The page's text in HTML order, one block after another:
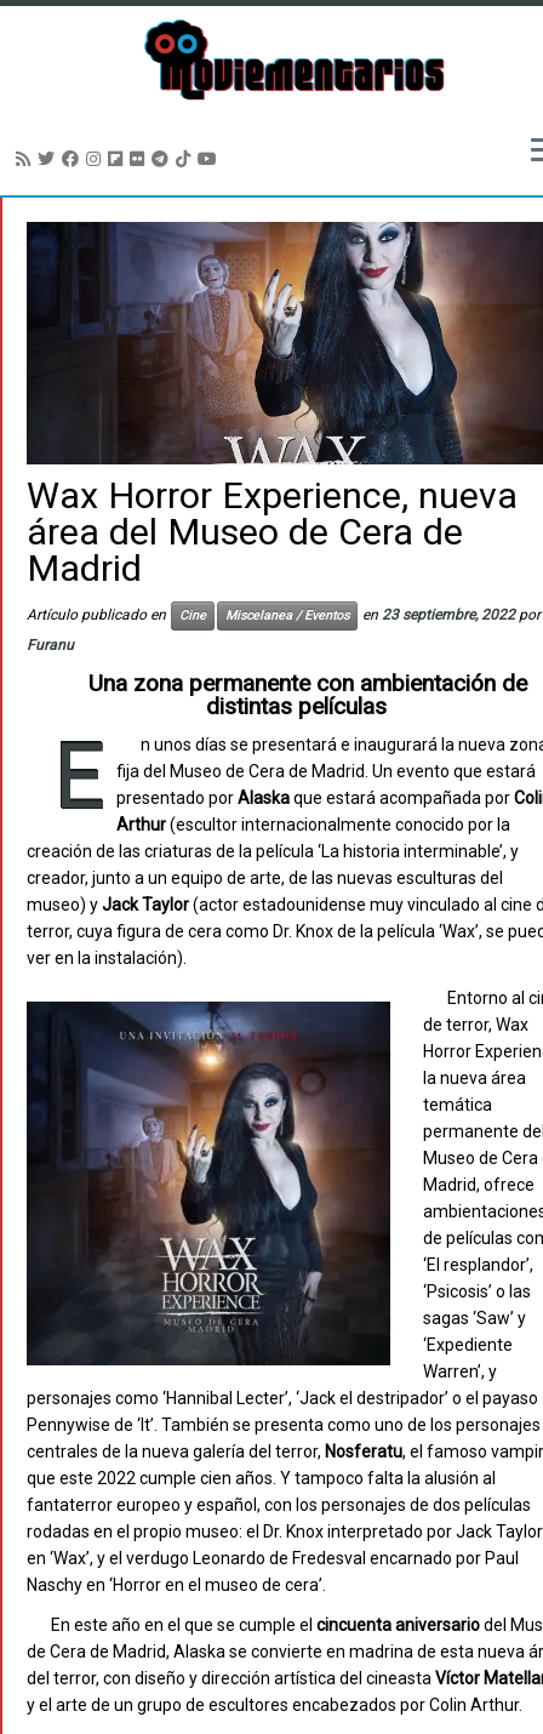
Wax Horror Experience, nueva
área del Museo de Cera de
Madrid
Artículo publicado en Cine Miscelanea / Eventos en 23 septiembre, 2022 por
Furanu
Una zona permanente con ambientación de
distintas películas
E
n unos días se presentará e inaugurará la nueva
fija del Museo de Cera de Madrid. Un evento que estará
presentado porAlaskaque estará acompañada por
Arthur(escultor internacionalmente conocido por la
creación de las criaturas de la película ‘La historia interminable’, y
creador, junto a un equipo de arte, de las nuevas esculturas del
museo) yJack Taylor(actor estadounidense muy vinculado al cine
terror, cuya figura de cera como Dr. Knox de la película ‘Wax’, se
ver en la instalación).
Entorno al
de terror, Wax
Horror
la nueva área
temática
permanente
Museo de Cera
Madrid, ofrece
de películas
‘El resplandor’,
‘Psicosis’ o las
sagas ‘Saw’ y
‘Expediente
Warren’, y
personajes como ‘Hannibal Lecter’, ‘Jack el destripador’ o el payaso
Pennywise de ‘It’. También se presenta como uno de los personajes
centrales de la nueva galería del terror, Nosferatu, el famoso
que este 2022 cumple cien años. Y tampoco falta la alusión al
fantaterror europeo y español, con los personajes de dos películas
rodadas en el propio museo: el Dr. Knox interpretado por Jack Taylor
en ‘Wax’, y el verdugo Leonardo de Fredesval encarnado por Paul
Naschy en ‘Horror en el museo de cera’.
En este año en el que se cumple el cincuenta aniversariodel
de Cera de Madrid, Alaska se convierte en madrina de esta nueva
del terror, con diseño y dirección artística del cineastaVíctor
y el arte de un grupo de escultores encabezados por Colin Arthur.